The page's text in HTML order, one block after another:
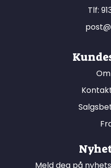
Tlf:
Meld deg på